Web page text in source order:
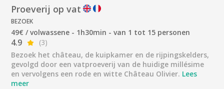
Proeverij op vat
BEZOEK
49€ / volwassene - 1h30min - van 1 tot 15 personen
4.9
(3)
Bezoek het château, de kuipkamer en de rijpingskelders,
gevolgd door een vatproeverij van de huidige millésime
en vervolgens een rode en witte Château Olivier. Lees
meer